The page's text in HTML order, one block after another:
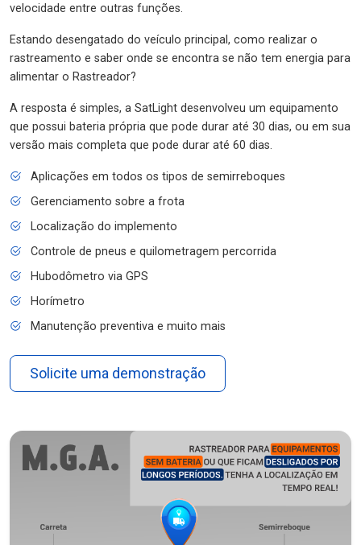
velocidade entre outras funções.
Estando desengatado do veículo principal, como realizar o
rastreamento e saber onde se encontra se não tem energia para
alimentar o Rastreador?
A resposta é simples, a SatLight desenvolveu um equipamento
que possui bateria própria que pode durar até 30 dias, ou em sua
versão mais completa que pode durar até 60 dias.
Aplicações em todos os tipos de semirreboques
Gerenciamento sobre a frota
Localização do implemento
Controle de pneus e quilometragem percorrida
Hubodômetro via GPS
Horímetro
Manutenção preventiva e muito mais
Solicite uma demonstração